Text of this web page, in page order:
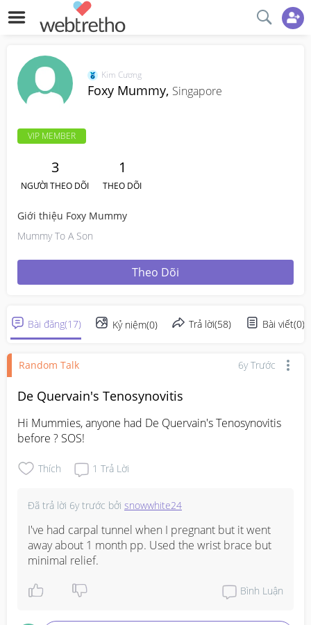
Kim Cương
Foxy Mummy, Singapore
VIP MEMBER
3
NGƯỜI THEO DÕI
1
THEO DÕI
Giới thiệu Foxy Mummy
Mummy To A Son
Theo Dõi
Bài đăng(17) Kỷ niệm(0) Trả lời(58) Bài viết(0)
Random Talk 6y Trước
De Quervain's Tenosynovitis
Hi Mummies, anyone had De Quervain's Tenosynovitis
before ? SOS!
Thích 1 Trả Lời
Đã trả lời 6y trước bởi snowwhite24
I've had carpal tunnel when I pregnant but it went
away about 1 month pp. Used the wrist brace but
minimal relief.
Bình Luận